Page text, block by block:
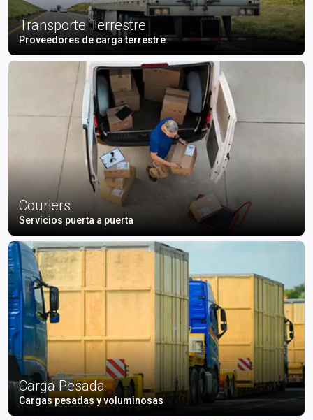
Transporte Terrestre
Proveedores de carga terrestre
Couriers
Servicios puerta a puerta
Carga Pesada
Cargas pesadas y voluminosas